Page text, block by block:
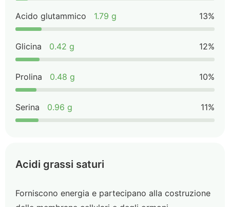
Acido glutammico 1.79 g 13%
Glicina 0.42 g 12%
Prolina 0.48 g 10%
Serina 0.96 g 11%
Acidi grassi saturi
Forniscono energia e partecipano alla costruzione